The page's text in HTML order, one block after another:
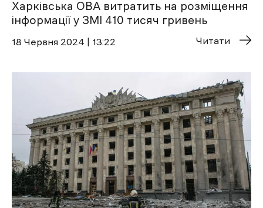
Харківська ОВА витратить на розміщення
інформації у ЗМІ 410 тисяч гривень
18 Червня 2024 | 13:22 Читати